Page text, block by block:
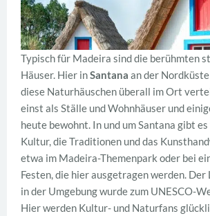
Typisch für Madeira sind die berühmten
Häuser. Hier inSantana an der
diese Naturhäuschen überall im Ort
einst als Ställe und Wohnhäuser und
heute bewohnt. In und um Santana gibt
Kultur, die Traditionen und das
etwa im Madeira-Themenpark oder bei
Festen, die hier ausgetragen werden.
in der Umgebung wurde zum UNESCO-
Hier werden Kultur- und Naturfans